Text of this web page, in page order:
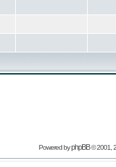
Powered byphpBB© 2001,